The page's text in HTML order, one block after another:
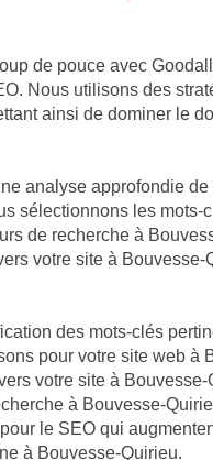
de pouce avec
Nous utilisons des
ainsi de dominer le
analyse approfondie
sélectionnons les mots-
de recherche à
votre site à
des mots-clés
pour votre site web à
votre site à
à Bouvesse-
le SEO qui
à Bouvesse-Quirieu.